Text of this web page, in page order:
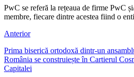
PwC se referă la rețeaua de firme PwC
membre, fiecare dintre acestea fiind o
Anterior
Prima biserică ortodoxă dintr-un
România se construiește în Cartierul
Capitalei